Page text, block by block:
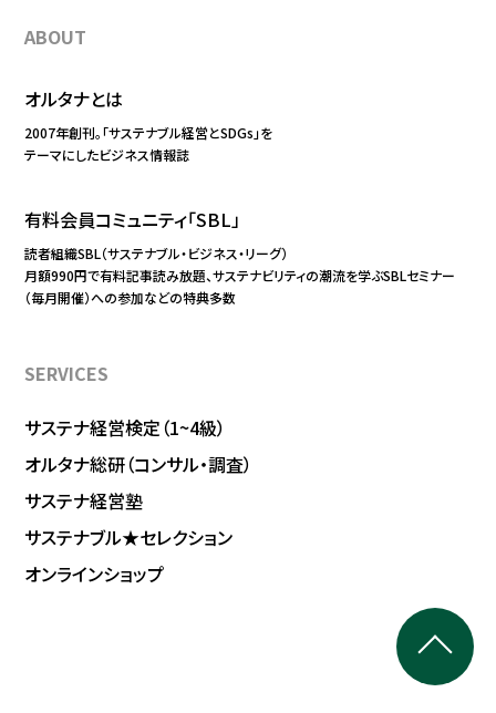
ABOUT
オルタナとは
2007年創刊。「サステナブル経営とSDGs」を
テーマにしたビジネス情報誌
有料会員コミュニティ「SBL」
読者組織SBL（サステナブル・ビジネス・リーグ）
月額990円で有料記事読み放題、サステナビリティの潮流を学ぶSBLセミナー
（毎月開催）への参加などの特典多数
SERVICES
サステナ経営検定（1~4級）
オルタナ総研（コンサル・調査）
サステナ経営塾
サステナブル★セレクション
オンラインショップ